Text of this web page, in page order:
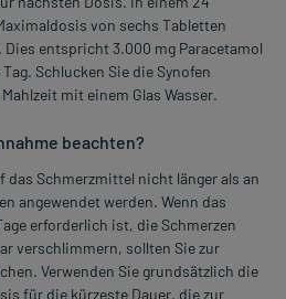
von sechs Tabletten
entspricht 3.000 mg Paracetamol
Schlucken Sie die Synofen
mit einem Glas Wasser.
beachten?
Schmerzmittel nicht länger als an
angewendet werden. Wenn das
erforderlich ist, die Schmerzen
verschlimmern, sollten Sie zur
Verwenden Sie grundsätzlich die
für die kürzeste Dauer, die zur